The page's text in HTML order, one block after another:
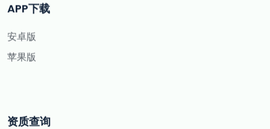
APP下载
安卓版
苹果版
资质查询